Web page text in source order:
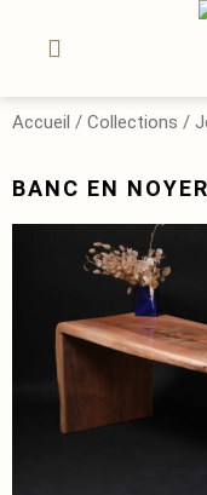
Accueil / Collections /
BANC EN